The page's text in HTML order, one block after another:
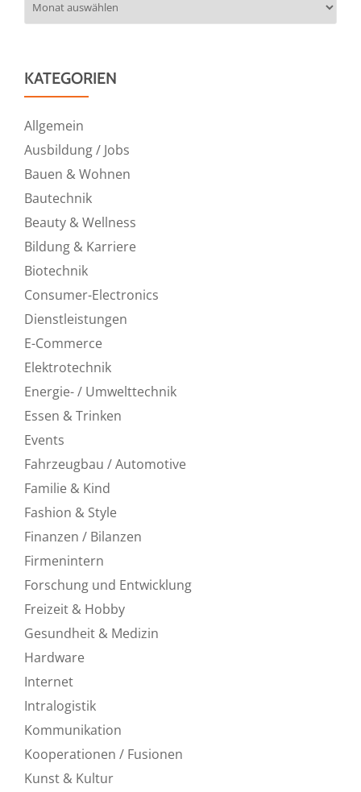
KATEGORIEN
Allgemein
Ausbildung / Jobs
Bauen & Wohnen
Bautechnik
Beauty & Wellness
Bildung & Karriere
Biotechnik
Consumer-Electronics
Dienstleistungen
E-Commerce
Elektrotechnik
Energie- / Umwelttechnik
Essen & Trinken
Events
Fahrzeugbau / Automotive
Familie & Kind
Fashion & Style
Finanzen / Bilanzen
Firmenintern
Forschung und Entwicklung
Freizeit & Hobby
Gesundheit & Medizin
Hardware
Internet
Intralogistik
Kommunikation
Kooperationen / Fusionen
Kunst & Kultur